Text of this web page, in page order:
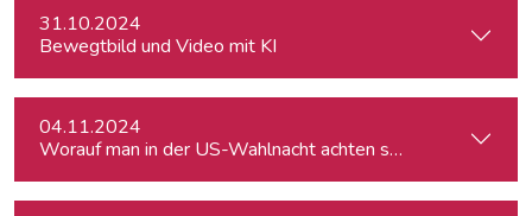
31.10.2024
Bewegtbild und Video mit KI
04.11.2024
Worauf man in der US-Wahlnacht achten sollte